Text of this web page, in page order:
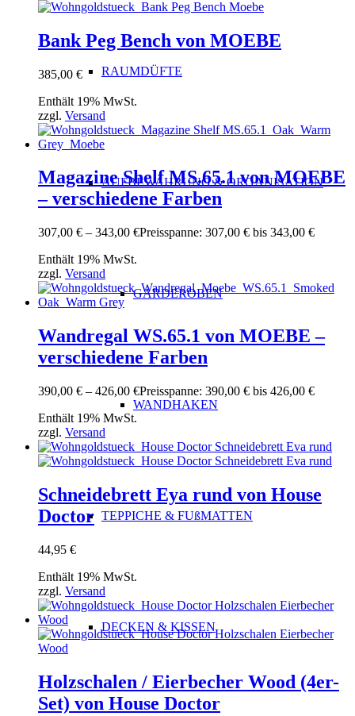
RAUMDÜFTE
AUFBEWAHRUNG & ORGANISATION
GARDEROBEN
WANDHAKEN
TEPPICHE & FUßMATTEN
DECKEN & KISSEN
Bank Peg Bench von MOEBE
385,00 €
Enthält 19% MwSt.
zzgl. Versand
Magazine Shelf MS.65.1 von MOEBE
– verschiedene Farben
307,00 € – 343,00 €Preisspanne: 307,00 € bis 343,00 €
Enthält 19% MwSt.
zzgl. Versand
Wandregal WS.65.1 von MOEBE –
verschiedene Farben
390,00 € – 426,00 €Preisspanne: 390,00 € bis 426,00 €
Enthält 19% MwSt.
zzgl. Versand
Schneidebrett Eya rund von House
Doctor
44,95 €
Enthält 19% MwSt.
zzgl. Versand
Holzschalen / Eierbecher Wood (4er-
Set) von House Doctor